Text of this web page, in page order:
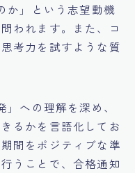
か」という志望動機
われます。また、コ
考力を試すような質
への理解を深め、
るかを言語化してお
間をポジティブな準
うことで、合格通知